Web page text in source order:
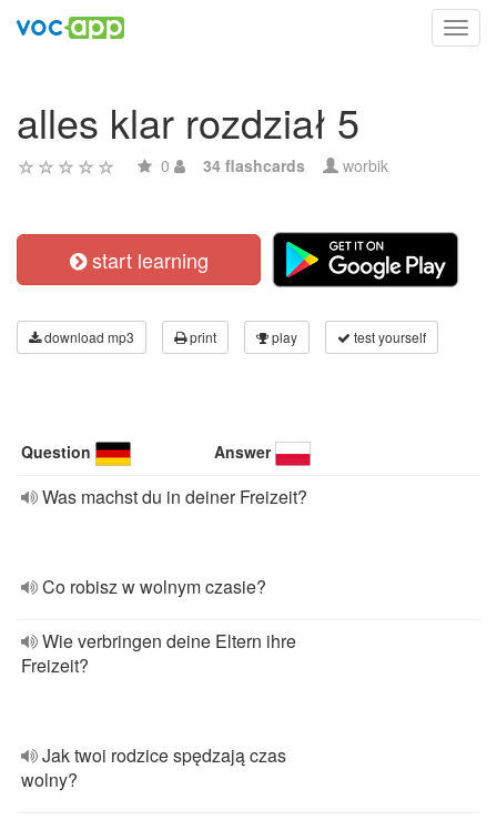
alles klar rozdział 5
0 34 flashcards worbik
start learning
download mp3 print play test yourself
Question Answer
Was machst du in deiner Freizeit?
Co robisz w wolnym czasie?
Wie verbringen deine Eltern ihre
Freizeit?
Jak twoi rodzice spędzają czas
wolny?